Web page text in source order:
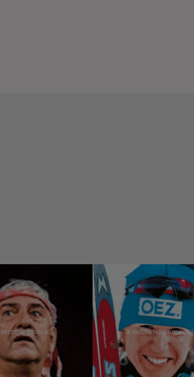
Miroslav Donutil Kateřina Neumannová